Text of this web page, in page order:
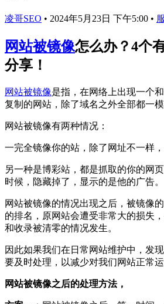
凌哥SEO • 2024年5月23日 下午5:00 •
网站被镜像怎么办？4个
分享！
网站被镜像是指，在网络上出现一个
复制的网站，除了域名之外全部都一模
网站被镜像有两种情况：
一完全镜像你的站，除了网址不一样，
另一种是博彩站，都是抓取的你的网
时候，隐藏掉了，显示的是他的广告。
网站被镜像的情况出现之后，被镜像
的排名，原网站会遭受非常大的损失
和收录被清零的情况发生。
因此如果我们在日常网站维护中，发
要及时处理，以减少对我们网站正常运
网站被镜像之后的处理方法，